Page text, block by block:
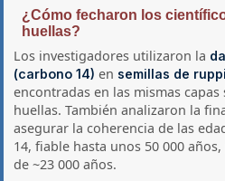
¿Cómo fecharon los
huellas?
Los investigadores utilizaron la
(carbono 14) en semillas de
encontradas en las mismas
huellas. También analizaron la
asegurar la coherencia de las
14, fiable hasta unos 50 000
de ~23 000 años.